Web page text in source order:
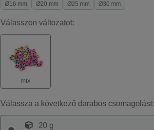
Ø16 mm
Ø20 mm Ø25 mm Ø30 mm
Válasszon változatot:
mix
Válassza a következő darabos csomagolást:
20 g